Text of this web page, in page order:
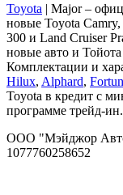
Toyota | Major –
новые Toyota
300 и Land Cruiser
новые авто и
Комплектации и
Hilux, Alphard,
Toyota в кредит с
программе трейд-ин.
ООО "Мэйджор
1077760258652